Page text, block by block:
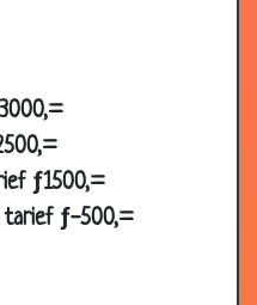
ƒ1500,=
tarief ƒ-500,=